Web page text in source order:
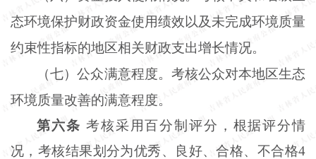
态环境保护财政资金使用绩效以及未完成环境质量
约束性指标的地区相关财政支出增长情况。
（七）公众满意程度。考核公众对本地区生态
环境质量改善的满意程度。
第六条 考核采用百分制评分，根据评分情
况，考核结果划分为优秀、良好、合格、不合格4